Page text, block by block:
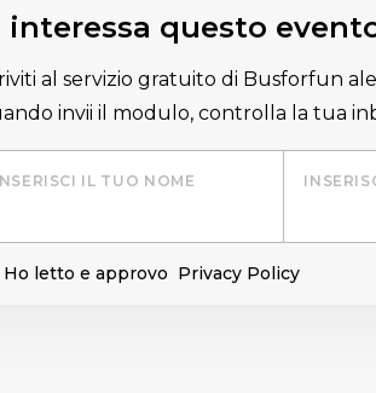
interessa questo
al servizio gratuito di Busforfun
invii il modulo, controlla la tua
IL TUO NOME
Ho letto e approvo Privacy Policy